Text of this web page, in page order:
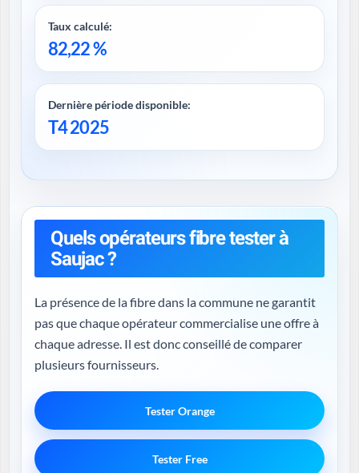
Taux calculé:
82,22 %
Dernière période disponible:
T4 2025
Quels opérateurs fibre tester à
Saujac ?
La présence de la fibre dans la commune ne garantit
pas que chaque opérateur commercialise une offre à
chaque adresse. Il est donc conseillé de comparer
plusieurs fournisseurs.
Tester Orange
Tester Free